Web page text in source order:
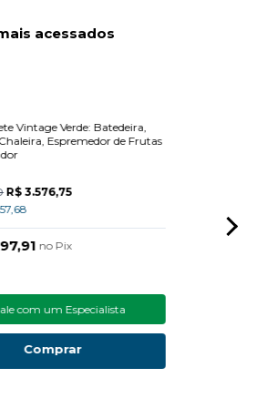
acessados
Vintage Verde: Batedeira,
Espremedor de Frutas
R$ 3.576,75
no Pix
com um Especialista
Comprar